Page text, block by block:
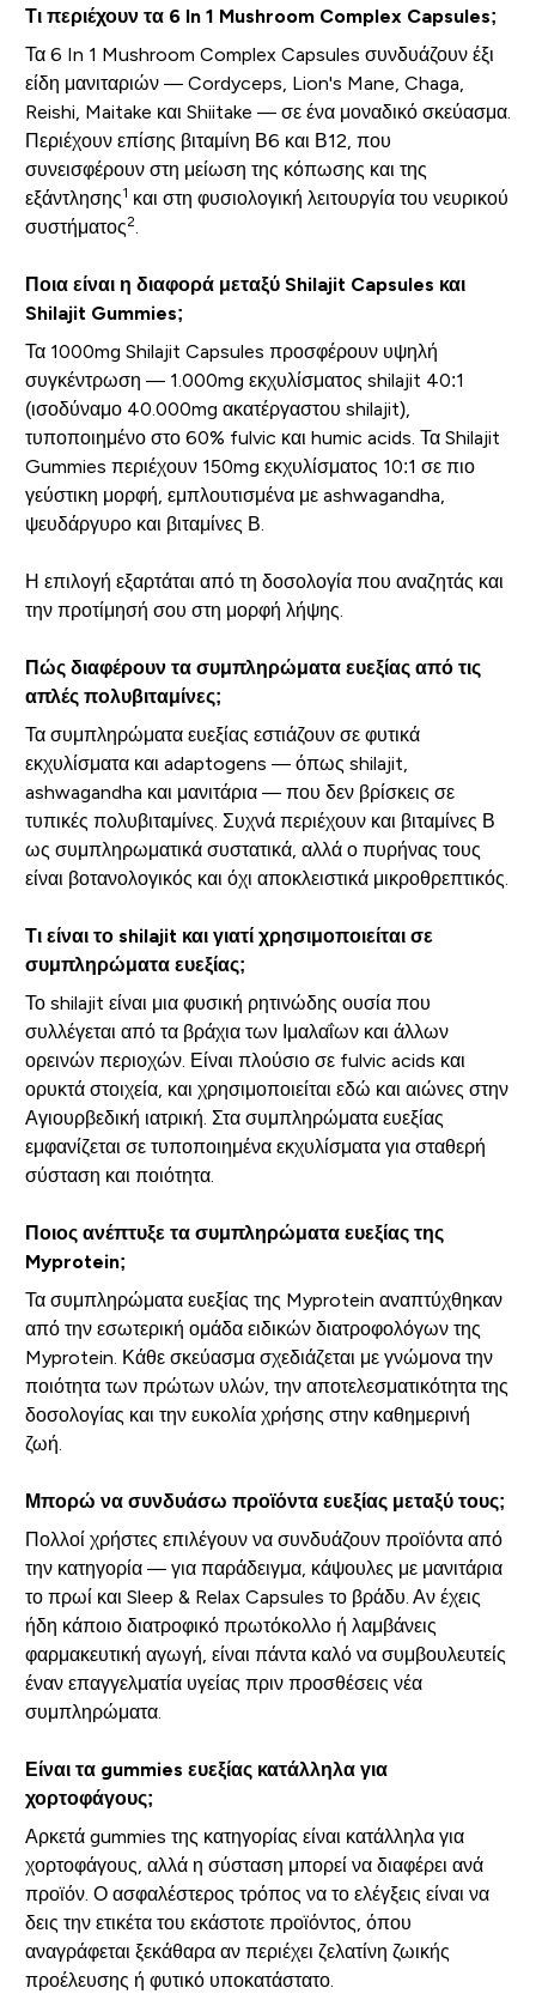
Τι περιέχουν τα 6 In 1 Mushroom Complex Capsules;
Τα 6 In 1 Mushroom Complex Capsules συνδυάζουν έξι
είδη μανιταριών — Cordyceps, Lion's Mane, Chaga,
Reishi, Maitake και Shiitake — σε ένα μοναδικό σκεύασμα.
Περιέχουν επίσης βιταμίνη Β6 και Β12, που
συνεισφέρουν στη μείωση της κόπωσης και της
εξάντλησης1 και στη φυσιολογική λειτουργία του νευρικού
συστήματος2.
Ποια είναι η διαφορά μεταξύ Shilajit Capsules και
Shilajit Gummies;
Τα 1000mg Shilajit Capsules προσφέρουν υψηλή
συγκέντρωση — 1.000mg εκχυλίσματος shilajit 40:1
(ισοδύναμο 40.000mg ακατέργαστου shilajit),
τυποποιημένο στο 60% fulvic και humic acids. Τα Shilajit
Gummies περιέχουν 150mg εκχυλίσματος 10:1 σε πιο
γεύστικη μορφή, εμπλουτισμένα με ashwagandha,
ψευδάργυρο και βιταμίνες Β.
Η επιλογή εξαρτάται από τη δοσολογία που αναζητάς και
την προτίμησή σου στη μορφή λήψης.
Πώς διαφέρουν τα συμπληρώματα ευεξίας από τις
απλές πολυβιταμίνες;
Τα συμπληρώματα ευεξίας εστιάζουν σε φυτικά
εκχυλίσματα και adaptogens — όπως shilajit,
ashwagandha και μανιτάρια — που δεν βρίσκεις σε
τυπικές πολυβιταμίνες. Συχνά περιέχουν και βιταμίνες Β
ως συμπληρωματικά συστατικά, αλλά ο πυρήνας τους
είναι βοτανολογικός και όχι αποκλειστικά μικροθρεπτικός.
Τι είναι το shilajit και γιατί χρησιμοποιείται σε
συμπληρώματα ευεξίας;
Το shilajit είναι μια φυσική ρητινώδης ουσία που
συλλέγεται από τα βράχια των Ιμαλαΐων και άλλων
ορεινών περιοχών. Είναι πλούσιο σε fulvic acids και
ορυκτά στοιχεία, και χρησιμοποιείται εδώ και αιώνες στην
Αγιουρβεδική ιατρική. Στα συμπληρώματα ευεξίας
εμφανίζεται σε τυποποιημένα εκχυλίσματα για σταθερή
σύσταση και ποιότητα.
Ποιος ανέπτυξε τα συμπληρώματα ευεξίας της
Myprotein;
Τα συμπληρώματα ευεξίας της Myprotein αναπτύχθηκαν
από την εσωτερική ομάδα ειδικών διατροφολόγων της
Myprotein. Κάθε σκεύασμα σχεδιάζεται με γνώμονα την
ποιότητα των πρώτων υλών, την αποτελεσματικότητα της
δοσολογίας και την ευκολία χρήσης στην καθημερινή
ζωή.
Μπορώ να συνδυάσω προϊόντα ευεξίας μεταξύ τους;
Πολλοί χρήστες επιλέγουν να συνδυάζουν προϊόντα από
την κατηγορία — για παράδειγμα, κάψουλες με μανιτάρια
το πρωί και Sleep & Relax Capsules το βράδυ. Αν έχεις
ήδη κάποιο διατροφικό πρωτόκολλο ή λαμβάνεις
φαρμακευτική αγωγή, είναι πάντα καλό να συμβουλευτείς
έναν επαγγελματία υγείας πριν προσθέσεις νέα
συμπληρώματα.
Είναι τα gummies ευεξίας κατάλληλα για
χορτοφάγους;
Αρκετά gummies της κατηγορίας είναι κατάλληλα για
χορτοφάγους, αλλά η σύσταση μπορεί να διαφέρει ανά
προϊόν. Ο ασφαλέστερος τρόπος να το ελέγξεις είναι να
δεις την ετικέτα του εκάστοτε προϊόντος, όπου
αναγράφεται ξεκάθαρα αν περιέχει ζελατίνη ζωικής
προέλευσης ή φυτικό υποκατάστατο.